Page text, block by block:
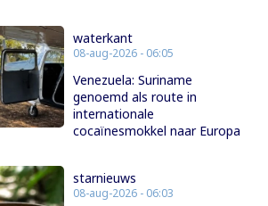
waterkant
08-aug-2026 - 06:05
Venezuela: Suriname
genoemd als route in
internationale
cocaïnesmokkel naar Europa
starnieuws
08-aug-2026 - 06:03